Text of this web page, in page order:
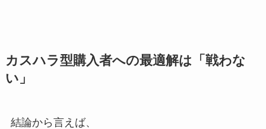
カスハラ型購入者への最適解は「戦わな
い」
結論から言えば、